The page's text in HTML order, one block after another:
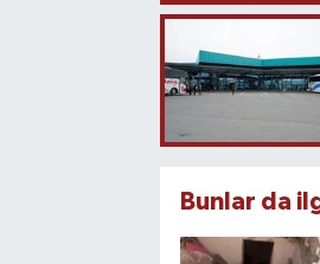
Bunlar da